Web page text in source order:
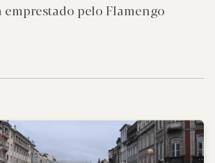
emprestado pelo Flamengo